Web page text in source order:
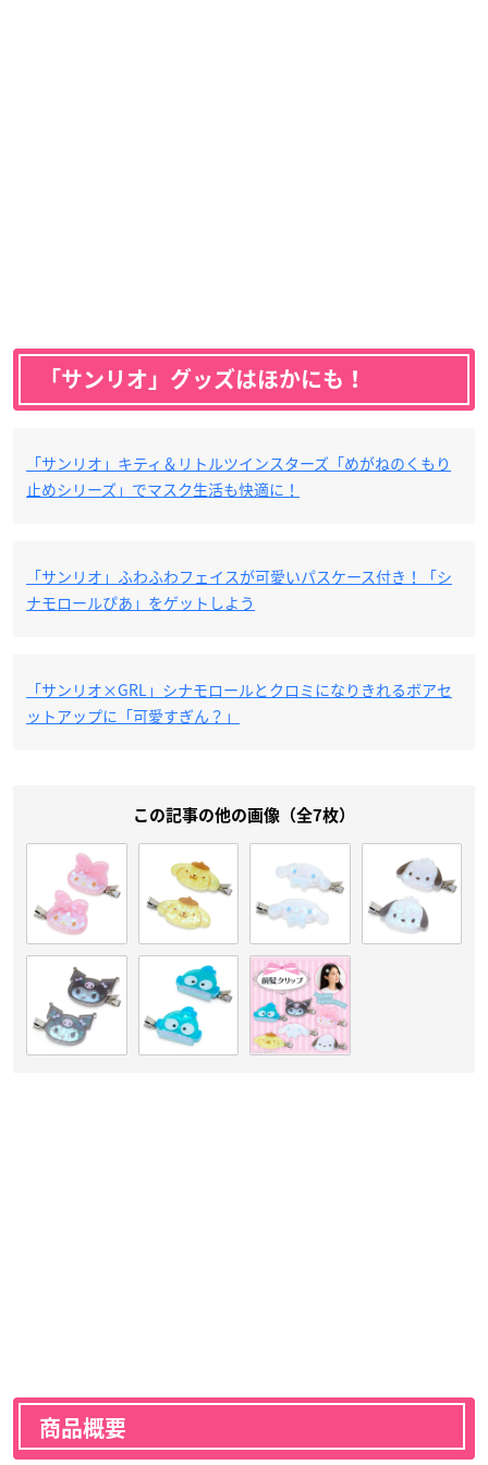
「サンリオ」グッズはほかにも！
「サンリオ」キティ＆リトルツインスターズ「めがねのくもり
止めシリーズ」でマスク生活も快適に！
「サンリオ」ふわふわフェイスが可愛いパスケース付き！「シ
ナモロールぴあ」をゲットしよう
「サンリオ×GRL」シナモロールとクロミになりきれるボアセ
ットアップに「可愛すぎん？」
この記事の他の画像（全7枚）
商品概要